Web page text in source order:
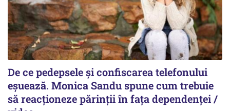
De ce pedepsele și confiscarea telefonului
eșuează. Monica Sandu spune cum trebuie
să reacționeze părinții în fața dependenței /